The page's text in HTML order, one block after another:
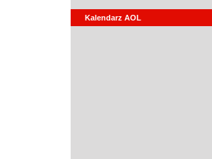
Kalendarz AOL